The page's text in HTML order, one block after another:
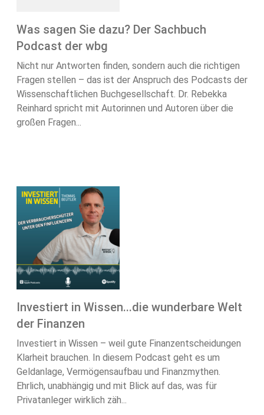
Was sagen Sie dazu? Der Sachbuch
Podcast der wbg
Nicht nur Antworten finden, sondern auch die richtigen
Fragen stellen – das ist der Anspruch des Podcasts der
Wissenschaftlichen Buchgesellschaft. Dr. Rebekka
Reinhard spricht mit Autorinnen und Autoren über die
großen Fragen...
Investiert in Wissen...die wunderbare Welt
der Finanzen
Investiert in Wissen – weil gute Finanzentscheidungen
Klarheit brauchen. In diesem Podcast geht es um
Geldanlage, Vermögensaufbau und Finanzmythen.
Ehrlich, unabhängig und mit Blick auf das, was für
Privatanleger wirklich zäh...